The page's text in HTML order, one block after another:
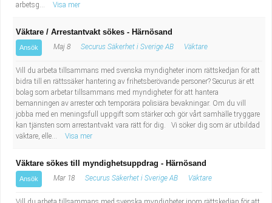
arbetsg...
Visa mer
Väktare / Arrestantvakt sökes - Härnösand
Ansök Maj 8 Securus Säkerhet i Sverige AB Väktare
Vill du arbeta tillsammans med svenska myndigheter inom rättskedjan för att
bidra till en rättssäker hantering av frihetsberövande personer? Securus är ett
bolag som arbetar tillsammans med myndigheter för att hantera
bemanningen av arrester och temporära polisiära bevakningar. Om du vill
jobba med en meningsfull uppgift som stärker och gör vårt samhälle tryggare
kan tjänsten som arrestantvakt vara rätt för dig. Vi söker dig som är utbildad
väktare, elle...
Visa mer
Väktare sökes till myndighetsuppdrag - Härnösand
Ansök Mar 18 Securus Säkerhet i Sverige AB Väktare